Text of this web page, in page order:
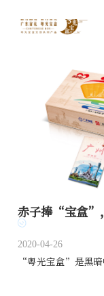
赤子捧“宝盒”
2020-04-26
“粤光宝盒”是黑暗